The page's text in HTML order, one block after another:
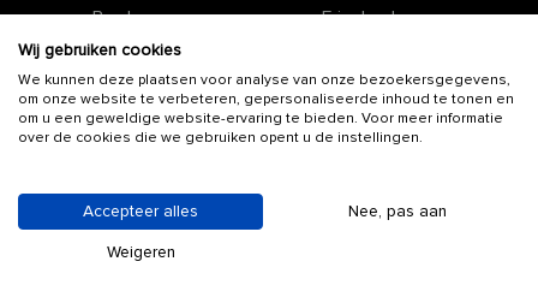
Breda
Delft
Den Haag
Deventer
Dordrecht
Enschede
Gouda
Groningen
Friesland
Groningen
Holland
Limburg
Twente
Wij gebruiken cookies
We kunnen deze plaatsen voor analyse van onze bezoekersgegevens,
om onze website te verbeteren, gepersonaliseerde inhoud te tonen en
om u een geweldige website-ervaring te bieden. Voor meer informatie
over de cookies die we gebruiken opent u de instellingen.
Accepteer alles Nee, pas aan
Weigeren